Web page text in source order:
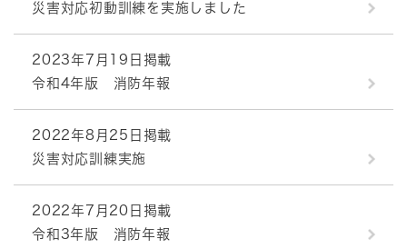
災害対応初動訓練を実施しました
2023年7月19日掲載
令和4年版 消防年報
2022年8月25日掲載
災害対応訓練実施
2022年7月20日掲載
令和3年版 消防年報